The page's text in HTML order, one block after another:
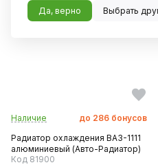
Бренд avtom:4207
Наличие до 286 бонусов
Радиатор охлаждения ВАЗ-1111
алюминиевый (Авто-Радиатор)
Код 81900
Да, верно Выбрать